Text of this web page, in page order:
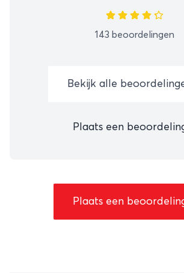
143 beoordelingen
Bekijk alle
Plaats een
Plaats een